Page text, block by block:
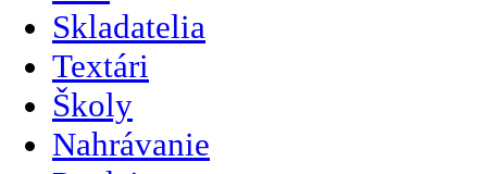
Skladatelia
Textári
Školy
Nahrávanie